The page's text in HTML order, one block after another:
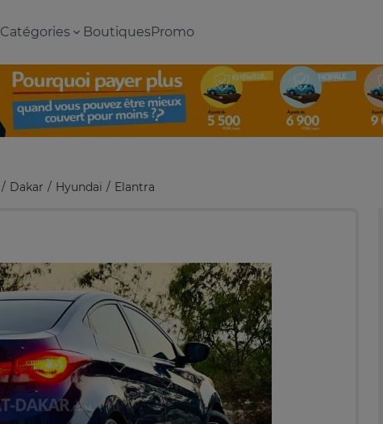
Catégories BoutiquesPromo
Dakar Hyundai Elantra